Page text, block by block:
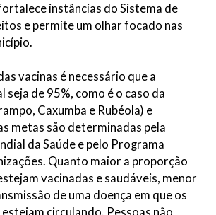
instâncias do Sistema de
e permite um olhar focado nas
vacinas é necessário que a
seja de 95%, como é o caso da
Caxumba e Rubéola) e
metas são determinadas pela
da Saúde e pelo Programa
Quanto maior a proporção
vacinadas e saudáveis, menor
de uma doença em que os